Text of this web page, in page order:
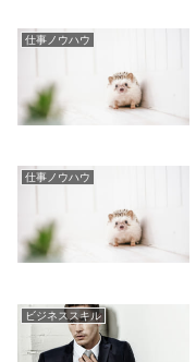
仕事ノウハウ
仕事ノウハウ
ビジネススキル